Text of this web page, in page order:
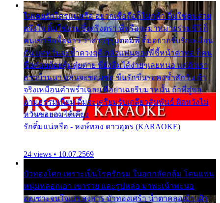
ไม่เคยรักใครแน่หรือ อยากเชื่อถือก็ไม่กล้า ติ๋มใช่คนสวย
ตรึงใจ ติ๋มใช่งามซึ้งตรึงตรา พี่หรือจะมาหมายร่วมชีวี ก็
คนเขาลืออื้อฉาว ว่าสาวๆรุมตอมพี่ ติ๋มอยากรับรักเหมือน
กัน แต่หวั่นจะช้ำดวงฤดี กลัวแฟนของพี่ชี้หน้าด่าทอ ก็คน
ชื่อต๋อยต้อยตุ้มตุ๋ยต่าย พี่ยังลืมได้ง่ายๆเลยหนอ แค่ตัวเรา
สาวบ้านนา แสนจะซอมซ่อ ขืนรักขืนรอคงช้ำสักวัน ถ้า
จริงเหมือนคำพร่ำเฉลย พี่อย่าเฉยรีบมาหมั้น ถ้าพี่สู่ขอ
ตามธรรมเนียม ติ๋มจะเตรียมรับเกลียวสัมพันธ์ ผิดหวังไม่
หวั่นขอยอมได้เคียง
รักติ๋มแน่หรือ - หงษ์ทอง ดาวอุดร (KARAOKE)
24 views • 10.07.2569
บัวทองโศก เพราะเป็นโรครักรุม ในอกกลัดกลุ้ม โดนแฟน
หนุ่มหลอกเอา เขารวย และรูปหล่อ มาพะเน้าพะนอ
ออเซาะจนใจเบา สงสาร บัวทองเศร้า น้ำตาคลอเบ้า เฝ้า